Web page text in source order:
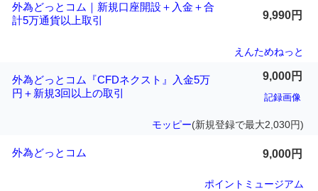
外為どっとコム｜新規口座開設＋入金＋合
計5万通貨以上取引
9,990円
えんためねっと
外為どっとコム『CFDネクスト』入金5万
円＋新規3回以上の取引
9,000円
記録画像
モッピー(新規登録で最大2,030円)
外為どっとコム 9,000円
ポイントミュージアム